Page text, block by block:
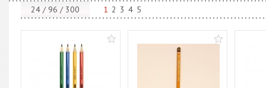
24 / 96 / 300 1 2 3 4 5